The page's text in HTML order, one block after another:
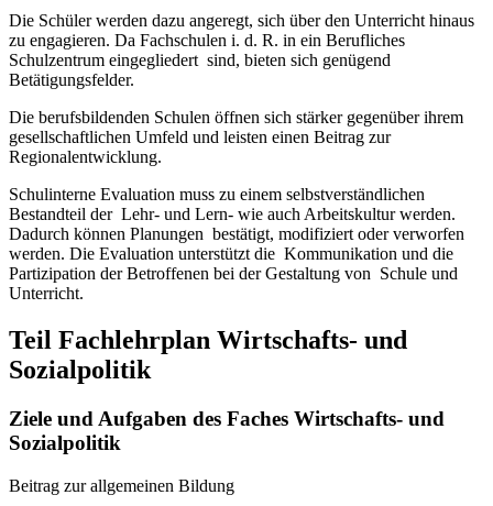
Die Schüler werden dazu angeregt, sich über den Unterricht hinaus
zu engagieren. Da Fachschulen i. d. R. in ein Berufliches
Schulzentrum eingegliedert sind, bieten sich genügend
Betätigungsfelder.
Die berufsbildenden Schulen öffnen sich stärker gegenüber ihrem
gesellschaftlichen Umfeld und leisten einen Beitrag zur
Regionalentwicklung.
Schulinterne Evaluation muss zu einem selbstverständlichen
Bestandteil der Lehr- und Lern- wie auch Arbeitskultur werden.
Dadurch können Planungen bestätigt, modifiziert oder verworfen
werden. Die Evaluation unterstützt die Kommunikation und die
Partizipation der Betroffenen bei der Gestaltung von Schule und
Unterricht.
Teil Fachlehrplan Wirtschafts- und
Sozialpolitik
Ziele und Aufgaben des Faches Wirtschafts- und
Sozialpolitik
Beitrag zur allgemeinen Bildung